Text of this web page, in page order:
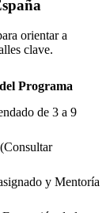
orientar a
clave.
Programa
de 3 a 9
y Mentoría